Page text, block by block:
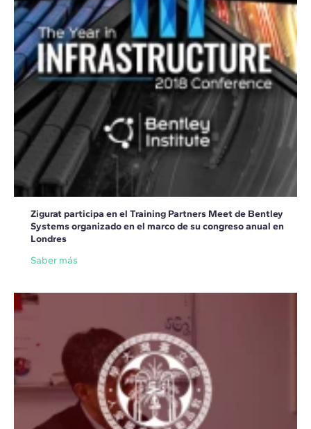
Zigurat participa en el Training Partners Meet de Bentley
Systems organizado en el marco de su congreso anual en
Londres
Saber más